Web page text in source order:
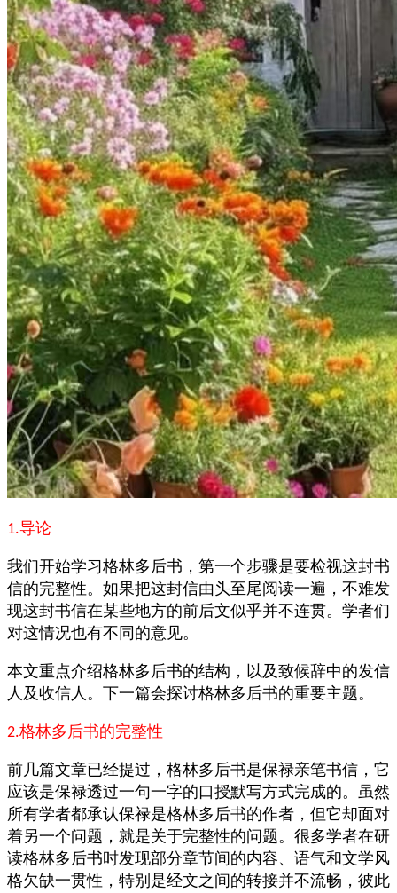
1.导论
我们开始学习格林多后书，第一个步骤是要检视这封书
信的完整性。如果把这封信由头至尾阅读一遍，不难发
现这封书信在某些地方的前后文似乎并不连贯。学者们
对这情况也有不同的意见。
本文重点介绍格林多后书的结构，以及致候辞中的发信
人及收信人。下一篇会探讨格林多后书的重要主题。
2.格林多后书的完整性
前几篇文章已经提过，格林多后书是保禄亲笔书信，它
应该是保禄透过一句一字的口授默写方式完成的。虽然
所有学者都承认保禄是格林多后书的作者，但它却面对
着另一个问题，就是关于完整性的问题。很多学者在研
读格林多后书时发现部分章节间的内容、语气和文学风
格欠缺一贯性，特别是经文之间的转接并不流畅，彼此